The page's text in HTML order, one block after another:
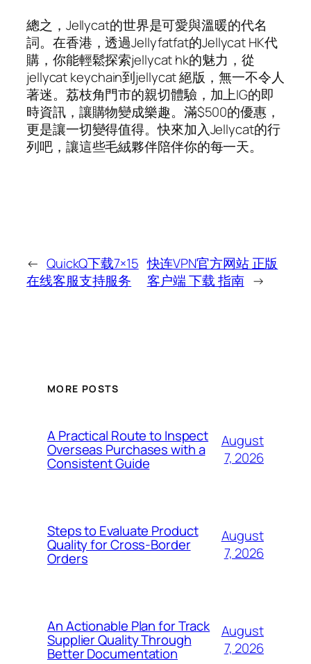
總之，Jellycat的世界是可愛與溫暖的代名
詞。在香港，透過Jellyfatfat的Jellycat HK代
購，你能輕鬆探索jellycat hk的魅力，從
jellycat keychain到jellycat 絕版，無一不令人
著迷。荔枝角門市的親切體驗，加上IG的即
時資訊，讓購物變成樂趣。滿$500的優惠，
更是讓一切變得值得。快來加入Jellycat的行
列吧，讓這些毛絨夥伴陪伴你的每一天。
← QuickQ下载7×15
在线客服支持服务
快连VPN官方网站 正版
客户端 下载 指南 →
MORE POSTS
A Practical Route to Inspect
Overseas Purchases with a
Consistent Guide
August
7, 2026
Steps to Evaluate Product
Quality for Cross-Border
Orders
August
7, 2026
An Actionable Plan for Track
Supplier Quality Through
Better Documentation
August
7, 2026